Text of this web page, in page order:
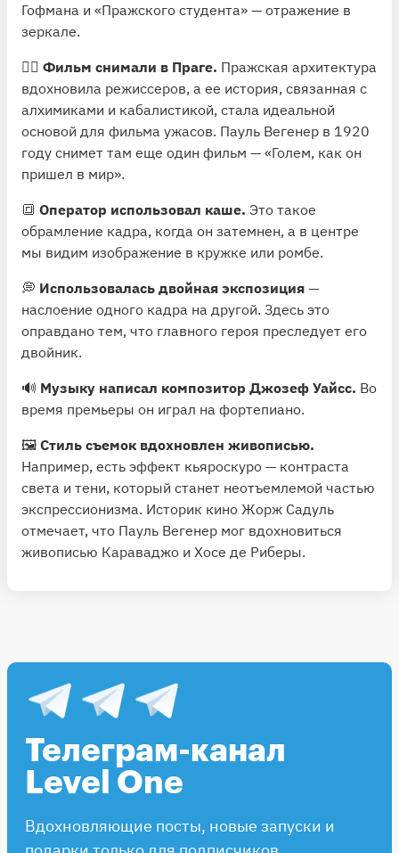
Гофмана и «Пражского студента» — отражение в
зеркале.
🧟‍♂️ Фильм снимали в Праге. Пражская архитектура
вдохновила режиссеров, а ее история, связанная с
алхимиками и кабалистикой, стала идеальной
основой для фильма ужасов. Пауль Вегенер в 1920
году снимет там еще один фильм — «Голем, как он
пришел в мир».
🔳 Оператор использовал каше. Это такое
обрамление кадра, когда он затемнен, а в центре
мы видим изображение в кружке или ромбе.
💭 Использовалась двойная экспозиция —
наслоение одного кадра на другой. Здесь это
оправдано тем, что главного героя преследует его
двойник.
🔊 Музыку написал композитор Джозеф Уайсс. Во
время премьеры он играл на фортепиано.
🖼 Стиль съемок вдохновлен живописью.
Например, есть эффект кьяроскуро — контраста
света и тени, который станет неотъемлемой частью
экспрессионизма. Историк кино Жорж Садуль
отмечает, что Пауль Вегенер мог вдохновиться
живописью Караваджо и Хосе де Риберы.
Телеграм-канал
Level One
Вдохновляющие посты, новые запуски и